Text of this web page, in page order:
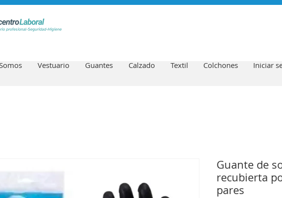
Vestuario Guantes Calzado Textil Colchones Iniciar
Guante de
recubierta
pares